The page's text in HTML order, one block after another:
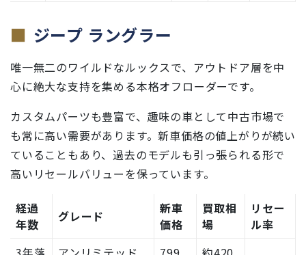
ジープ ラングラー
唯一無二のワイルドなルックスで、アウトドア層を中
心に絶大な支持を集める本格オフローダーです。
カスタムパーツも豊富で、趣味の車として中古市場で
も常に高い需要があります。新車価格の値上がりが続い
ていることもあり、過去のモデルも引っ張られる形で
高いリセールバリューを保っています。
経過
年数
グレード
新車
価格
買取相
場
リセー
ル率